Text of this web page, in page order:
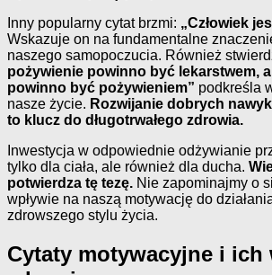
Inny popularny cytat brzmi: „Człowiek
Wskazuje on na fundamentalne
naszego samopoczucia. Również
pożywienie powinno być lekarstwem,
powinno być pożywieniem” podkreśla
nasze życie. Rozwijanie dobrych
to klucz do długotrwałego zdrowia.
Inwestycja w odpowiednie odżywianie
tylko dla ciała, ale również dla ducha.
potwierdza tę tezę. Nie zapominajmy o
wpływie na naszą motywację do
zdrowszego stylu życia.
Cytaty motywacyjne i ich